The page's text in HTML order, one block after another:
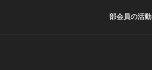
部会員の活動